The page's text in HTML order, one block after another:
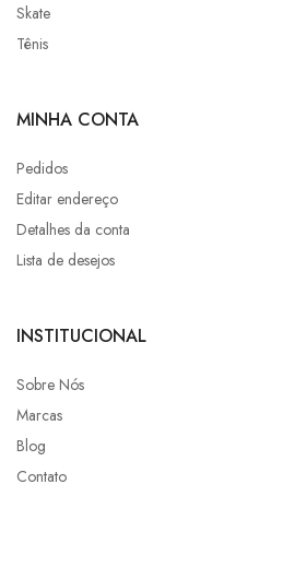
Skate
Tênis
MINHA CONTA
Pedidos
Editar endereço
Detalhes da conta
Lista de desejos
INSTITUCIONAL
Sobre Nós
Marcas
Blog
Contato